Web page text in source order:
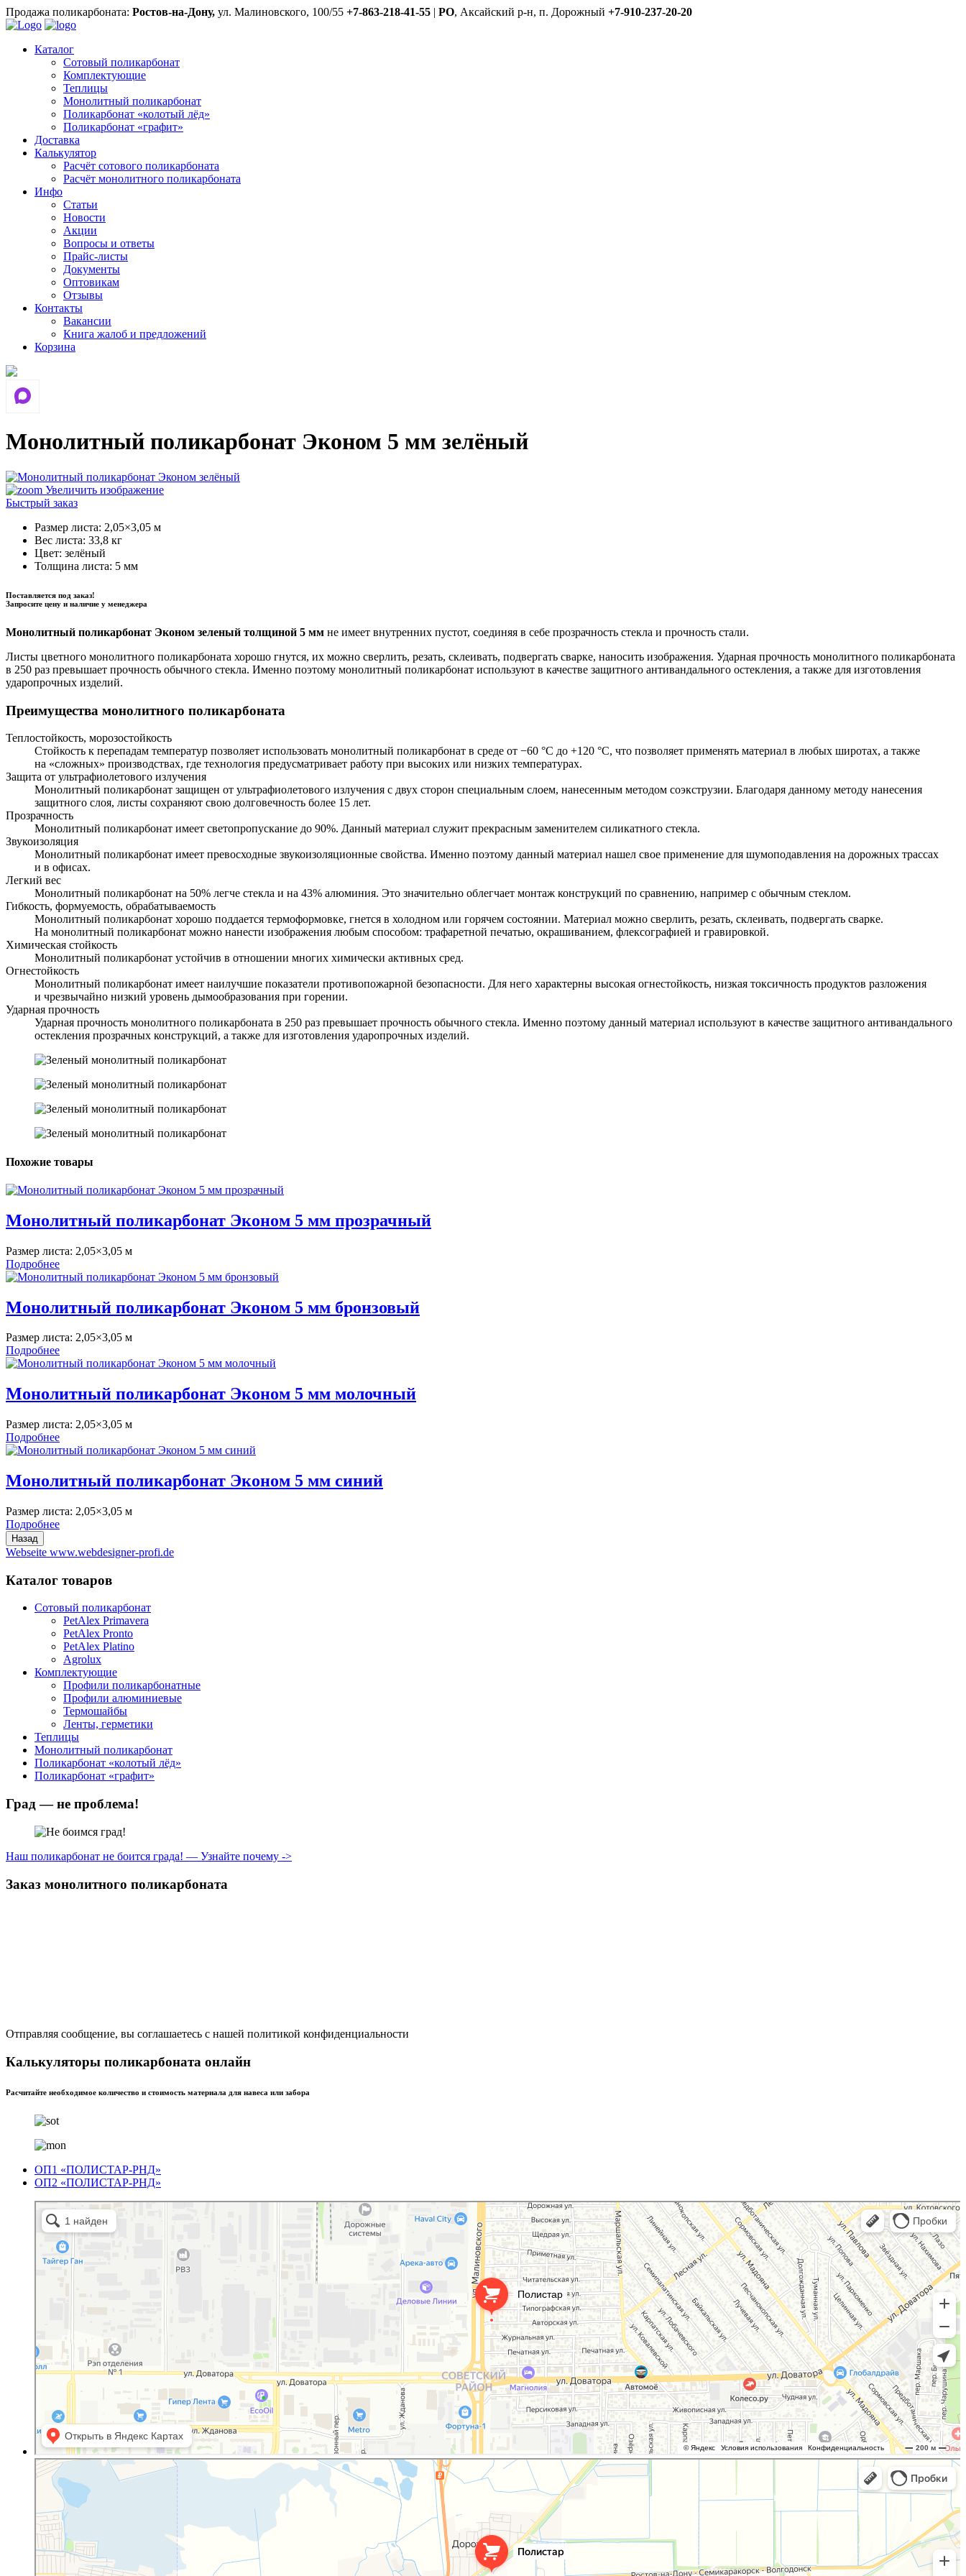
Продажа поликарбоната: Ростов-на-Дону, ул. Малиновского, 100/55 +7-863-218-41-55 | РО, Аксайский р-н, п. Дорожный +7-910-237-20-20
Каталог
Сотовый поликарбонат
Комплектующие
Теплицы
Монолитный поликарбонат
Поликарбонат «колотый лёд»
Поликарбонат «графит»
Доставка
Калькулятор
Расчёт сотового поликарбоната
Расчёт монолитного поликарбоната
Инфо
Статьи
Новости
Акции
Вопросы и ответы
Прайс-листы
Документы
Оптовикам
Отзывы
Контакты
Вакансии
Книга жалоб и предложений
Корзина
Монолитный поликарбонат Эконом 5 мм зелёный
Увеличить изображение
Быстрый заказ
Размер листа: 2,05×3,05 м
Вес листа: 33,8 кг
Цвет: зелёный
Толщина листа: 5 мм
Поставляется под заказ!
Запросите цену и наличие у менеджера
Монолитный поликарбонат Эконом зеленый толщиной 5 мм не имеет внутренних пустот, соединяя в себе прозрачность стекла и прочность стали.
Листы цветного монолитного поликарбоната хорошо гнутся, их можно сверлить, резать, склеивать, подвергать сварке, наносить изображения. Ударная прочность монолитного поликарбоната
в 250 раз превышает прочность обычного стекла. Именно поэтому монолитный поликарбонат используют в качестве защитного антивандального остекления, а также для изготовления
ударопрочных изделий.
Преимущества монолитного поликарбоната
Теплостойкость, морозостойкость
Стойкость к перепадам температур позволяет использовать монолитный поликарбонат в среде от −60 °С до +120 °С, что позволяет применять материал в любых широтах, а также
на «сложных» производствах, где технология предусматривает работу при высоких или низких температурах.
Защита от ультрафиолетового излучения
Монолитный поликарбонат защищен от ультрафиолетового излучения с двух сторон специальным слоем, нанесенным методом соэкструзии. Благодаря данному методу нанесения
защитного слоя, листы сохраняют свою долговечность более 15 лет.
Прозрачность
Монолитный поликарбонат имеет светопропускание до 90%. Данный материал служит прекрасным заменителем силикатного стекла.
Звукоизоляция
Монолитный поликарбонат имеет превосходные звукоизоляционные свойства. Именно поэтому данный материал нашел свое применение для шумоподавления на дорожных трассах
и в офисах.
Легкий вес
Монолитный поликарбонат на 50% легче стекла и на 43% алюминия. Это значительно облегчает монтаж конструкций по сравнению, например с обычным стеклом.
Гибкость, формуемость, обрабатываемость
Монолитный поликарбонат хорошо поддается термоформовке, гнется в холодном или горячем состоянии. Материал можно сверлить, резать, склеивать, подвергать сварке.
На монолитный поликарбонат можно нанести изображения любым способом: трафаретной печатью, окрашиванием, флексографией и гравировкой.
Химическая стойкость
Монолитный поликарбонат устойчив в отношении многих химически активных сред.
Огнестойкость
Монолитный поликарбонат имеет наилучшие показатели противопожарной безопасности. Для него характерны высокая огнестойкость, низкая токсичность продуктов разложения
и чрезвычайно низкий уровень дымообразования при горении.
Ударная прочность
Ударная прочность монолитного поликарбоната в 250 раз превышает прочность обычного стекла. Именно поэтому данный материал используют в качестве защитного антивандального
остекления прозрачных конструкций, а также для изготовления ударопрочных изделий.
Похожие товары
Монолитный поликарбонат Эконом 5 мм прозрачный
Размер листа: 2,05×3,05 м
Подробнее
Монолитный поликарбонат Эконом 5 мм бронзовый
Размер листа: 2,05×3,05 м
Подробнее
Монолитный поликарбонат Эконом 5 мм молочный
Размер листа: 2,05×3,05 м
Подробнее
Монолитный поликарбонат Эконом 5 мм синий
Размер листа: 2,05×3,05 м
Подробнее
Webseite www.webdesigner-profi.de
Каталог товаров
Сотовый поликарбонат
PetAlex Primavera
PetAlex Pronto
PetAlex Platino
Agrolux
Комплектующие
Профили поликарбонатные
Профили алюминиевые
Термошайбы
Ленты, герметики
Теплицы
Монолитный поликарбонат
Поликарбонат «колотый лёд»
Поликарбонат «графит»
Град — не проблема!
Наш поликарбонат не боится града! — Узнайте почему ->
Заказ монолитного поликарбоната
Отправляя сообщение, вы соглашаетесь с нашей политикой конфиденциальности
Калькуляторы поликарбоната онлайн
Расчитайте необходимое количество и стоимость материала для навеса или забора
ОП1 «ПОЛИСТАР-РНД»
ОП2 «ПОЛИСТАР-РНД»
Оргстекло, поликарбонат в Ростове‑на‑Дону
Светопрозрачные конструкции в Ростове‑на‑Дону
Полистар
Оргстекло, поликарбонат в Ростовской области
Светопрозрачные конструкции в Ростовской области